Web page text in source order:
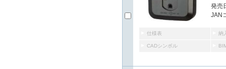
発売
JAN
仕様表 納
CADシンボル